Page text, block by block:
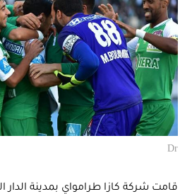
Dr
قامت شركة كازا طرامواي بمدينة الدار